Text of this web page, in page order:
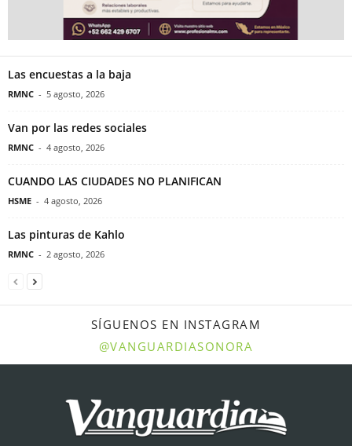
Las encuestas a la baja
RMNC - 5 agosto, 2026
Van por las redes sociales
RMNC - 4 agosto, 2026
CUANDO LAS CIUDADES NO PLANIFICAN
HSME - 4 agosto, 2026
Las pinturas de Kahlo
RMNC - 2 agosto, 2026
SÍGUENOS EN INSTAGRAM
@VANGUARDIASONORA